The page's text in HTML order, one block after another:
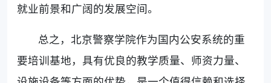
就业前景和广阔的发展空间。
总之，北京警察学院作为国内公安系统的重
要培训基地，具有优良的教学质量、师资力量、